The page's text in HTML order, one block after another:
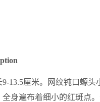
9-13.5厘米。网纹钝口螈
身遍布着细小的红斑点